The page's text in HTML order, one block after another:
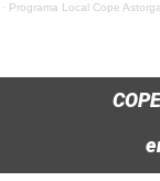
· Programa Local Cope